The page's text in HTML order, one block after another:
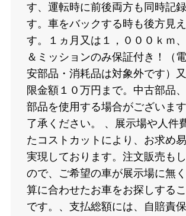
す、運転時に前後両方も同時記
す。車をバックする時も後方見
す。１ヵ月又は１，０００ｋｍ
＆ミッションのみ保証付き！（
安部品・消耗品は対象外です）
限金額１０万円まで。中古部品
部品を使用する場合がございま
了承ください。 、展示場や人件
たコストカットにより、お求め
実現しております。注文販売も
ので、ご希望の車が展示場に無
算に合わせたお車をお探しする
です。、支払総額には、自賠責